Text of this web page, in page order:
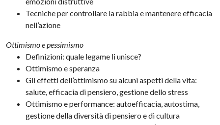
Tecniche per controllare la rabbia e mantenere efficacia
nell’azione
Ottimismo e pessimismo
Definizioni: quale legame li unisce?
Ottimismo e speranza
Gli effetti dell’ottimismo su alcuni aspetti della vita:
salute, efficacia di pensiero, gestione dello stress
Ottimismo e performance: autoefficacia, autostima,
gestione della diversità di pensiero e di cultura